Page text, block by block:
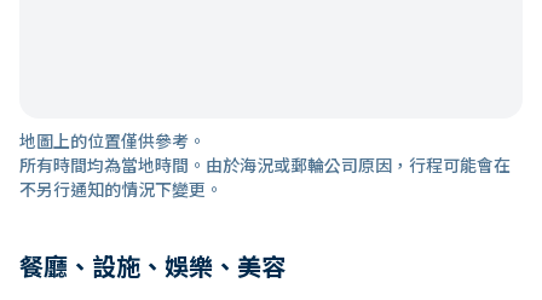
地圖上的位置僅供參考。
所有時間均為當地時間。由於海況或郵輪公司原因，行程可能會在
不另行通知的情況下變更。
餐廳、設施、娛樂、美容